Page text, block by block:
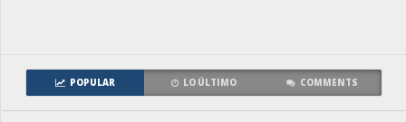
POPULAR LO ÚLTIMO COMMENTS